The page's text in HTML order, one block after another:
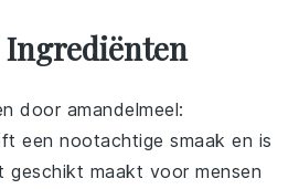
door amandelmeel:
een nootachtige smaak en is
geschikt maakt voor mensen